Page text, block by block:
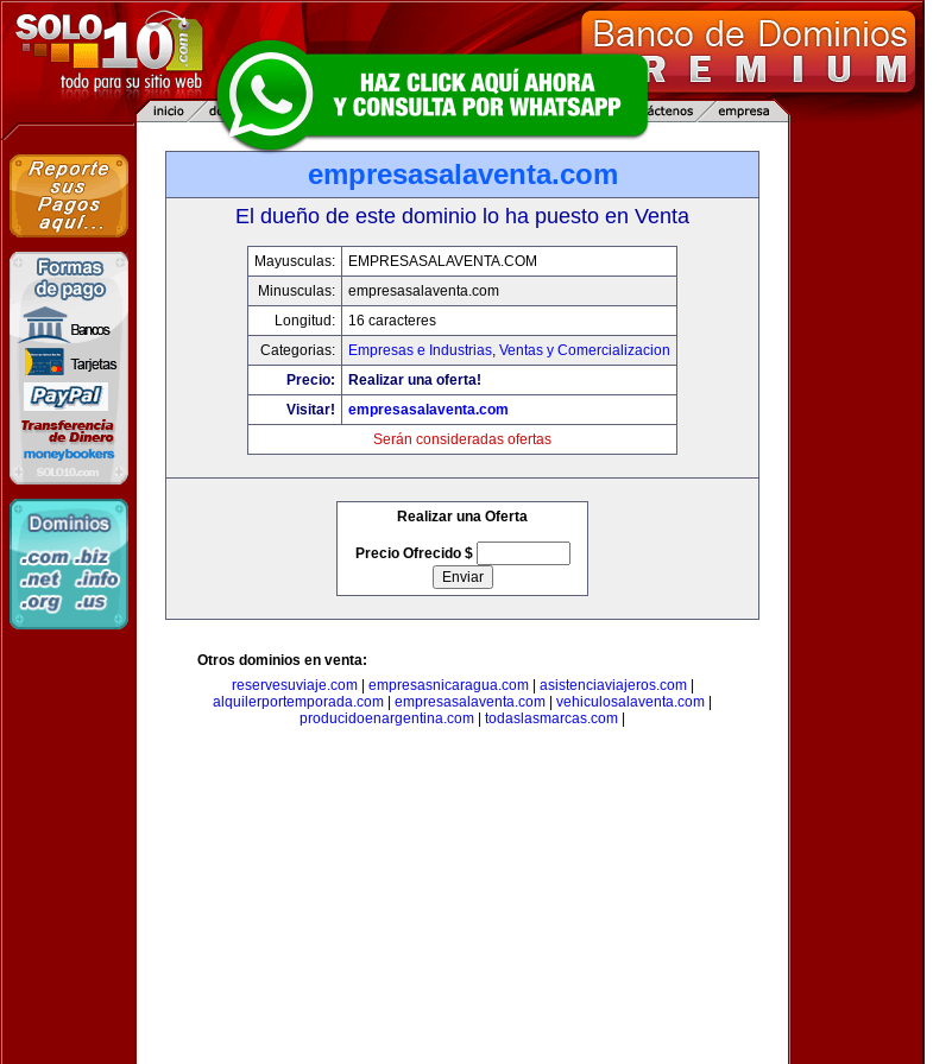
empresasalaventa.com
El dueño de este dominio lo ha puesto en Venta
Mayusculas:
EMPRESASALAVENTA.COM
Minusculas:
empresasalaventa.com
Longitud:
16 caracteres
Categorias:
Empresas e Industrias, Ventas y Comercializacion
Precio:
Realizar una oferta!
Visitar!
empresasalaventa.com
Serán consideradas ofertas
Realizar una Oferta
Precio Ofrecido $
Otros dominios en venta:
reservesuviaje.com| empresasnicaragua.com| asistenciaviajeros.com|
alquilerportemporada.com
empresasalaventa.com vehiculosalaventa.com
producidoenargentina.com
todaslasmarcas.com